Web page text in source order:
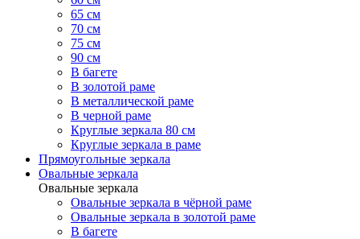
65 см
70 см
75 см
90 см
В багете
В золотой раме
В металлической раме
В черной раме
Круглые зеркала 80 см
Круглые зеркала в раме
Прямоугольные зеркала
Овальные зеркала
Овальные зеркала
Овальные зеркала в чёрной раме
Овальные зеркала в золотой раме
В багете